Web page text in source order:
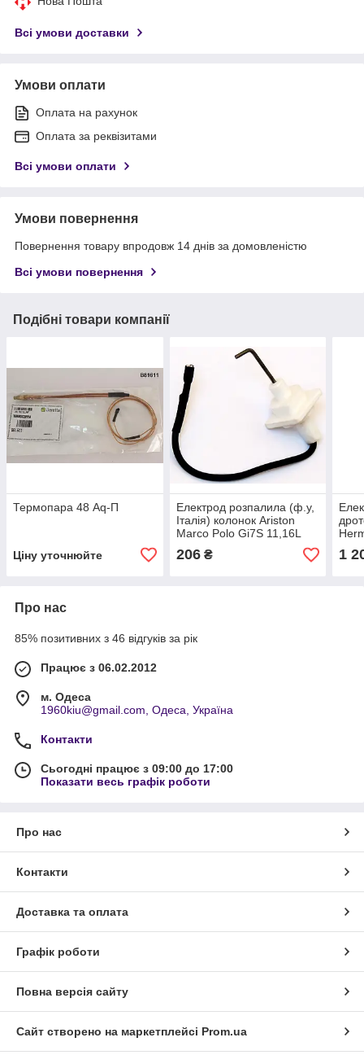
Всі умови доставки
Умови оплати
Оплата на рахунок
Оплата за реквізитами
Всі умови оплати
Умови повернення
Повернення товару впродовж 14 днів за домовленістю
Всі умови повернення
Подібні товари компанії
Термопара 48 Aq-П
Ціну уточнюйте
Електрод розпалила (ф.у,
Італія) колонок Ariston
Marco Polo Gi7S 11,16L
FFI NG, арт. 6515357, к.з.
0963/1
206₴
2,
к.з.
1
Про нас
85% позитивних з 46 відгуків за рік
Працює з 06.02.2012
м. Одеса
1960kiu@gmail.com, Одеса, Україна
Контакти
Сьогодні працює з 09:00 до 17:00
Показати весь графік роботи
Про нас
Контакти
Доставка та оплата
Графік роботи
Повна версія сайту
Сайт створено на маркетплейсі Prom.ua